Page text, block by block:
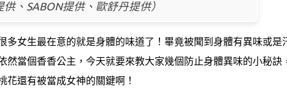
、SABON提供、歐舒丹提供）
多女生最在意的就是身體的味道了！畢竟被聞到身體有異味或是
然當個香香公主，今天就要來教大家幾個防止身體異味的小秘訣
還有被當成女神的關鍵啊！